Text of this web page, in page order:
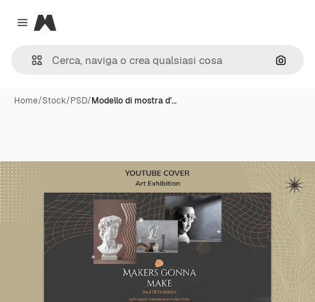
Close menu
Magnific
Cerca
Home/Stock/PSD/Modello di mostra d'…